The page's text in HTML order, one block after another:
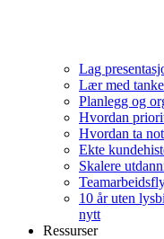
Lag
Lær med
Planlegg og
Hvordan
Hvordan ta
Ekte
Skalere
10 år uten
nytt
Ressurser